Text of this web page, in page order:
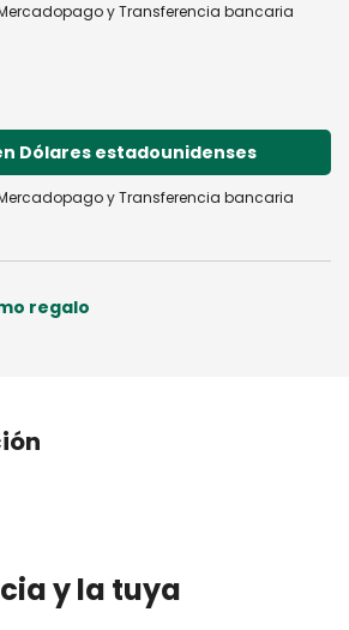
yTransferencia bancaria
Dólares estadounidenses
yTransferencia bancaria
regalo
y la tuya